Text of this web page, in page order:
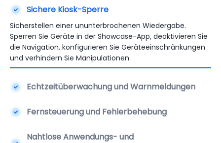
Sichere Kiosk-Sperre
Sicherstellen einer ununterbrochenen Wiedergabe.
Sperren Sie Geräte in der Showcase-App, deaktivieren Sie
die Navigation, konfigurieren Sie Geräteeinschränkungen
und verhindern Sie Manipulationen.
Echtzeitüberwachung und Warnmeldungen
Fernsteuerung und Fehlerbehebung
Nahtlose Anwendungs- und